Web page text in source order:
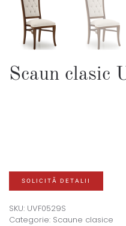
Scaun clasic
SOLICITĂ DETALII
SKU: UVF0529S
Categorie: Scaune clasice